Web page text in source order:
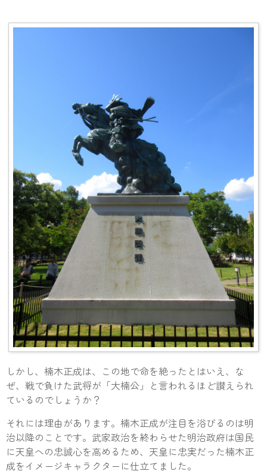
しかし、楠木正成は、この地で命を絶ったとはいえ、な
ぜ、戦で負けた武将が「大楠公」と言われるほど讃えられ
ているのでしょうか？
それには理由があります。楠木正成が注目を浴びるのは明
治以降のことです。武家政治を終わらせた明治政府は国民
に天皇への忠誠心を高めるため、天皇に忠実だった楠木正
成をイメージキャラクターに仕立てました。